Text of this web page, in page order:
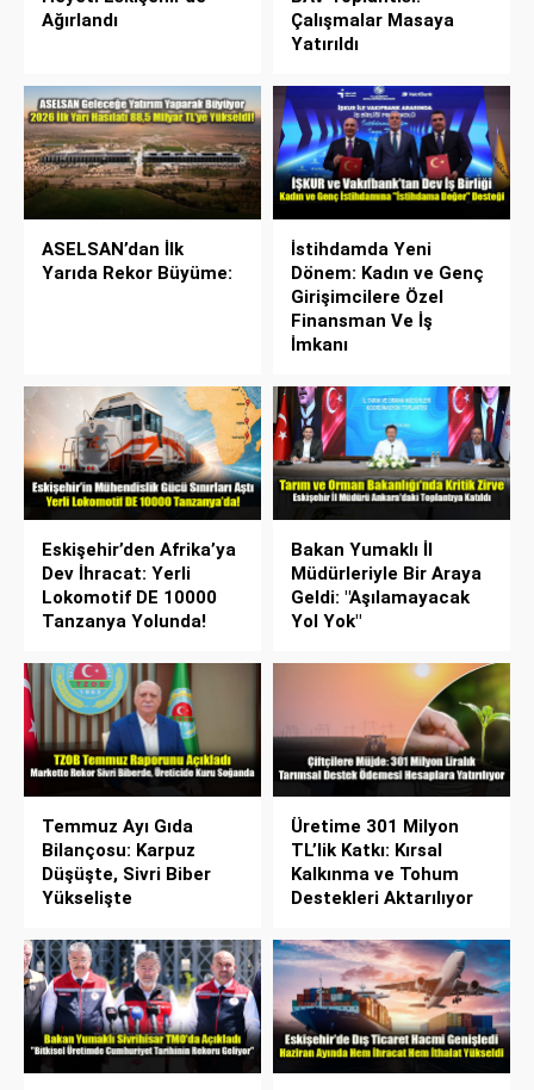
Ağırlandı
Çalışmalar Masaya
Yatırıldı
ASELSAN’dan İlk
Yarıda Rekor Büyüme:
İstihdamda Yeni
Dönem: Kadın ve Genç
Girişimcilere Özel
Finansman Ve İş
İmkanı
Eskişehir’den Afrika’ya
Dev İhracat: Yerli
Lokomotif DE 10000
Tanzanya Yolunda!
Bakan Yumaklı İl
Müdürleriyle Bir Araya
Geldi: "Aşılamayacak
Yol Yok"
Temmuz Ayı Gıda
Bilançosu: Karpuz
Düşüşte, Sivri Biber
Yükselişte
Üretime 301 Milyon
TL’lik Katkı: Kırsal
Kalkınma ve Tohum
Destekleri Aktarılıyor